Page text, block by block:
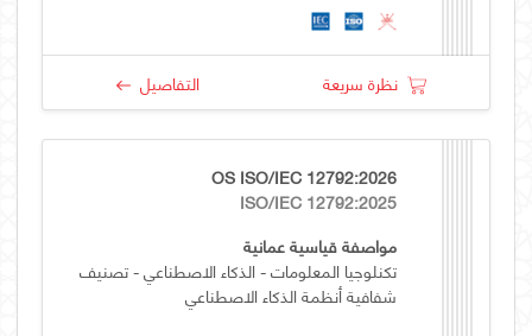
نظرة سريعة التفاصيل
OS ISO/IEC 12792:2026
ISO/IEC 12792:2025
مواصفة قياسية عمانية
تكنلوجيا المعلومات - الذكاء الاصطناعي - تصنيف
شفافية أنظمة الذكاء الاصطناعي